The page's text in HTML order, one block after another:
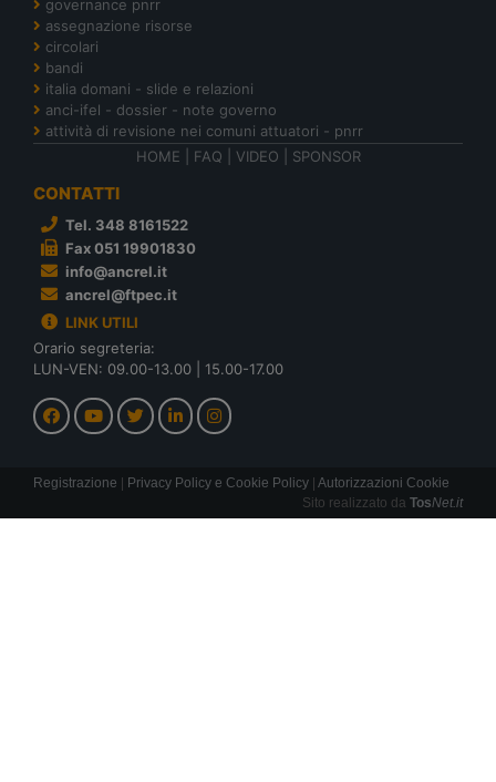
governance pnrr
assegnazione risorse
circolari
bandi
italia domani - slide e relazioni
anci-ifel - dossier - note governo
attività di revisione nei comuni attuatori - pnrr
HOME
FAQ VIDEO SPONSOR
CONTATTI
Tel. 348 8161522
Fax 051 19901830
info@ancrel.it
ancrel@ftpec.it
LINK UTILI
Orario segreteria:
LUN-VEN: 09.00-13.00 | 15.00-17.00
Registrazione | Privacy Policy e Cookie Policy | Autorizzazioni Cookie
Sito realizzato da TosNet.it